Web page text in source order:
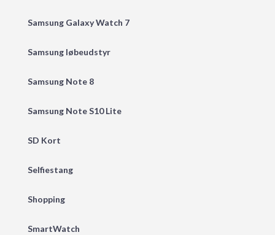
Samsung Galaxy Watch 7
Samsung løbeudstyr
Samsung Note 8
Samsung Note S10 Lite
SD Kort
Selfiestang
Shopping
SmartWatch